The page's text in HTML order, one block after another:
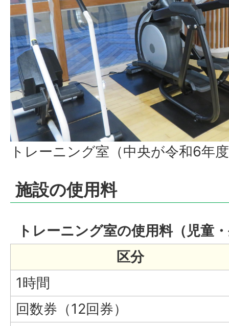
トレーニング室（中央が令和6年
施設の使用料
トレーニング室の使用料（児童
区分
1時間
回数券（12回券）